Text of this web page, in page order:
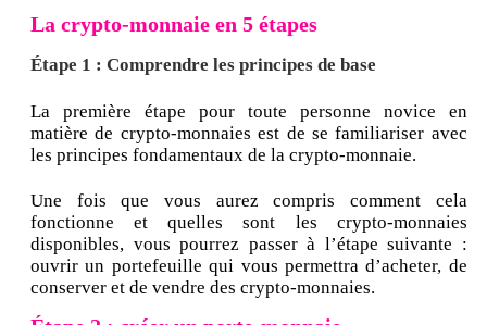
La crypto-monnaie en 5 étapes
Étape 1 : Comprendre les principes de base
La première étape pour toute personne novice en
matière de crypto-monnaies est de se familiariser avec
les principes fondamentaux de la crypto-monnaie.
Une fois que vous aurez compris comment cela
fonctionne et quelles sont les crypto-monnaies
disponibles, vous pourrez passer à l’étape suivante :
ouvrir un portefeuille qui vous permettra d’acheter, de
conserver et de vendre des crypto-monnaies.